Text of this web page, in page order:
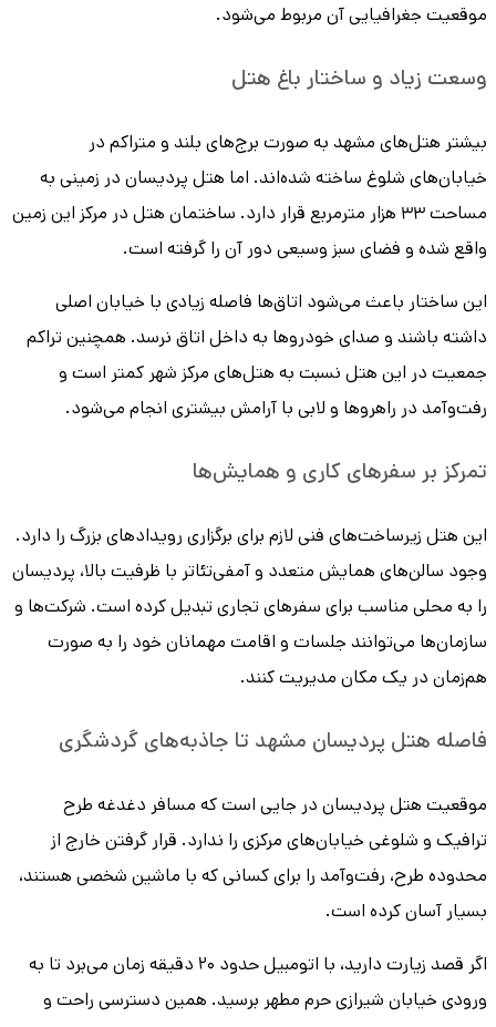
موقعیت جغرافیایی آن مربوط می‌شود.
وسعت زیاد و ساختار باغ هتل
بیشتر هتل‌های مشهد به صورت برج‌های بلند و متراکم در
خیابان‌های شلوغ ساخته شده‌اند. اما هتل پردیسان در زمینی به
مساحت ۳۳ هزار مترمربع قرار دارد. ساختمان هتل در مرکز این زمین
واقع شده و فضای سبز وسیعی دور آن را گرفته است.
این ساختار باعث می‌شود اتاق‌ها فاصله زیادی با خیابان اصلی
داشته باشند و صدای خودروها به داخل اتاق نرسد. همچنین تراکم
جمعیت در این هتل نسبت به هتل‌های مرکز شهر کمتر است و
رفت‌وآمد در راهروها و لابی با آرامش بیشتری انجام می‌شود.
تمرکز بر سفرهای کاری و همایش‌ها
این هتل زیرساخت‌های فنی لازم برای برگزاری رویدادهای بزرگ را دارد.
وجود سالن‌های همایش متعدد و آمفی‌تئاتر با ظرفیت بالا، پردیسان
را به محلی مناسب برای سفرهای تجاری تبدیل کرده است. شرکت‌ها و
سازمان‌ها می‌توانند جلسات و اقامت مهمانان خود را به صورت
هم‌زمان در یک مکان مدیریت کنند.
فاصله هتل پردیسان مشهد تا جاذبه‌های گردشگری
موقعیت هتل پردیسان در جایی است که مسافر دغدغه طرح
ترافیک و شلوغی خیابان‌های مرکزی را ندارد. قرار گرفتن خارج از
محدوده طرح، رفت‌وآمد را برای کسانی که با ماشین شخصی هستند،
بسیار آسان کرده است.
اگر قصد زیارت دارید، با اتومبیل حدود ۲۰ دقیقه زمان می‌برد تا به
ورودی خیابان شیرازی حرم مطهر برسید. همین دسترسی راحت و